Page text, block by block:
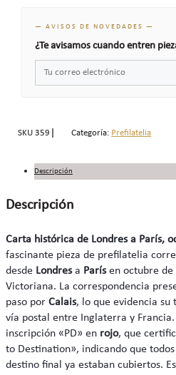
— AVISOS DE NOVEDADES —
¿Te avisamos cuando entren
SKU359 Categoría: Prefilatelia
Descripción
Descripción
Carta histórica de Londres a París,
fascinante pieza de prefilatelia
desde Londresa Parísen octubre de
Victoriana. La correspondencia
paso por Calais, lo que evidencia
vía postal entre Inglaterra y Francia.
inscripción «PD» en rojo, que
to Destination», indicando que
destino final ya estaban cubiertos.